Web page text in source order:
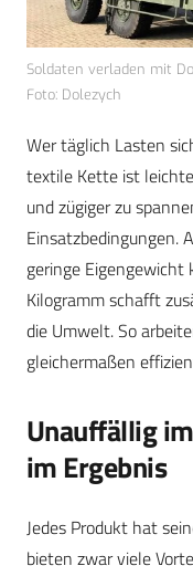
Soldaten verladen mit
Foto: Dolezych
Wer täglich Lasten
textile Kette ist
und zügiger zu
Einsatzbedingungen.
geringe Eigengewicht
Kilogramm schafft
die Umwelt. So
gleichermaßen
Unauffällig
im Ergebnis
Jedes Produkt hat
bieten zwar viele